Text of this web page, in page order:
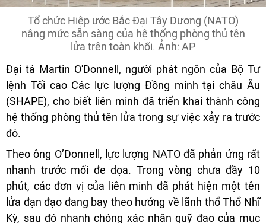
Tổ chức Hiệp ước Bắc Đại Tây Dương (NATO)
nâng mức sẵn sàng của hệ thống phòng thủ tên
lửa trên toàn khối. Ảnh: AP
Đại tá Martin O'Donnell, người phát ngôn của Bộ Tư
lệnh Tối cao Các lực lượng Đồng minh tại châu Âu
(SHAPE), cho biết liên minh đã triển khai thành công
hệ thống phòng thủ tên lửa trong sự việc xảy ra trước
đó.
Theo ông O’Donnell, lực lượng NATO đã phản ứng rất
nhanh trước mối đe dọa. Trong vòng chưa đầy 10
phút, các đơn vị của liên minh đã phát hiện một tên
lửa đạn đạo đang bay theo hướng về lãnh thổ Thổ Nhĩ
Kỳ, sau đó nhanh chóng xác nhận quỹ đạo của mục